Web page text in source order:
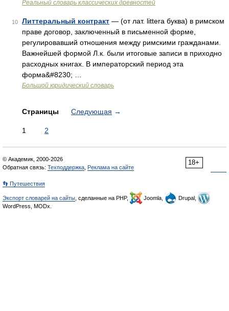
Реальный словарь классических древностей
10 Литтеральный контракт — (от лат. littera буква) в римском
праве договор, заключенный в письменной форме,
регулировавший отношения между римскими гражданами.
Важнейшей формой Л.к. были итоговые записи в приходно
расходных книгах. В императорский период эта
форма&#8230; …
Большой юридический словарь
Страницы Следующая →
1 2
18+
© Академик, 2000-2026
Обратная связь: Техподдержка Реклама на сайте
👣 Путешествия
Экспорт словарей на сайты , сделанные на PHP, Joomla,
Drupal,
WordPress, MODx.